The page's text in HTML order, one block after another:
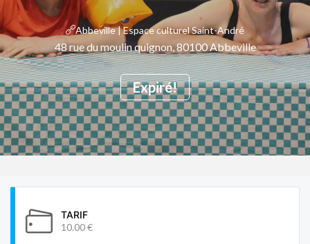
Expiré!
Abbeville | Espace culturel Saint-André
48 rue du moulin quignon, 80100 Abbeville
TARIF
10.00 €